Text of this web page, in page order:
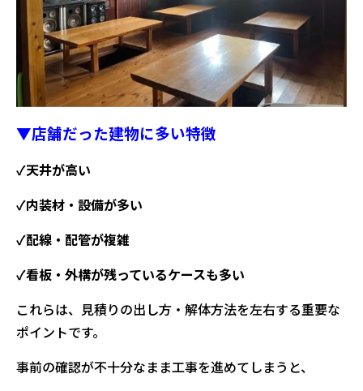
▼店舗だった建物に多い特徴
✓天井が高い
✓内装材・設備が多い
✓配線・配管が複雑
✓看板・外構が残っているケースも多い
これらは、見積りの出し方・解体方法を左右する重要な
ポイントです。
事前の確認が不十分なまま工事を進めてしまうと、